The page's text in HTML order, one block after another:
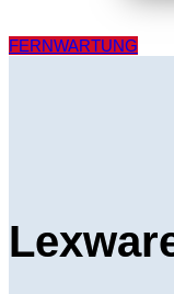
FERNWARTUNG